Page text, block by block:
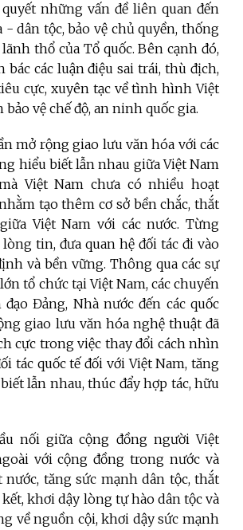
những vấn đề liên quan đến
- dân tộc, bảo vệ chủ quyền, thống
thổ của Tổ quốc. Bên cạnh đó,
bác các luận điệu sai trái, thù địch,
cực, xuyên tạc về tình hình Việt
bảo vệ chế độ, an ninh quốc gia.
mở rộng giao lưu văn hóa với các
hiểu biết lẫn nhau giữa Việt Nam
Việt Nam chưa có nhiều hoạt
tạo thêm cơ sở bền chắc, thắt
Việt Nam với các nước. Từng
tin, đưa quan hệ đối tác đi vào
và bền vững. Thông qua các sự
tổ chức tại Việt Nam, các chuyến
Đảng, Nhà nước đến các quốc
giao lưu văn hóa nghệ thuật đã
cực trong việc thay đổi cách nhìn
tác quốc tế đối với Việt Nam, tăng
lẫn nhau, thúc đẩy hợp tác, hữu
nối giữa cộng đồng người Việt
với cộng đồng trong nước và
nước, tăng sức mạnh dân tộc, thắt
khơi dậy lòng tự hào dân tộc và
về nguồn cội, khơi dậy sức mạnh